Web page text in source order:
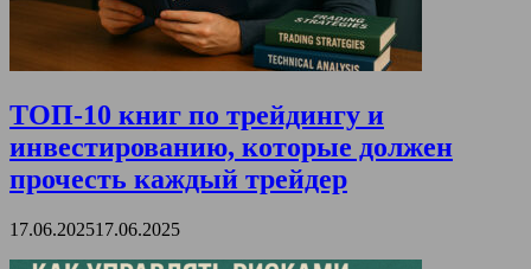
ТОП-10 книг по трейдингу и
инвестированию, которые должен
прочесть каждый трейдер
17.06.202517.06.2025